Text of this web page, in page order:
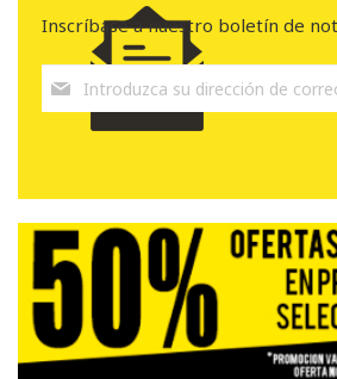
Inscríbase a nuestro boletín de